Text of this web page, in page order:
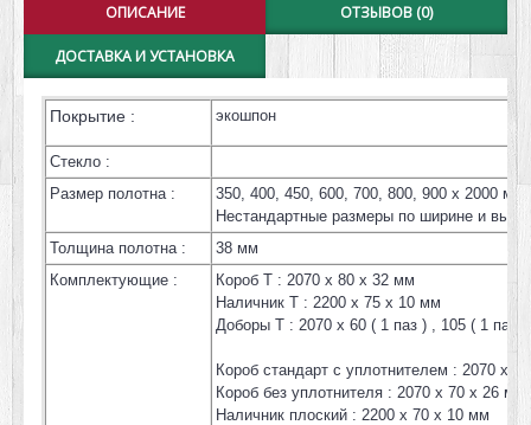
ОПИСАНИЕ ОТЗЫВОВ (0)
ДОСТАВКА И УСТАНОВКА
Покрытие : экошпон
Стекло :
Размер полотна :
350, 400, 450, 600, 700, 800, 900 х 2000 мм
Нестандартные размеры по ширине и
Толщина полотна :
38 мм
Комплектующие :
Короб Т : 2070 х 80 х 32 мм
Наличник Т : 2200 х 75 х 10 мм
Доборы Т : 2070 х 60 ( 1 паз ) , 105 ( 1 паз
Короб стандарт с уплотнителем : 2070 х
Короб без уплотнителя : 2070 х 70 х 26 мм
Наличник плоский : 2200 х 70 х 10 мм